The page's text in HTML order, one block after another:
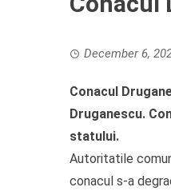
December 6,
Conacul
Druganescu.
statului.
Autoritatile
conacul s-a